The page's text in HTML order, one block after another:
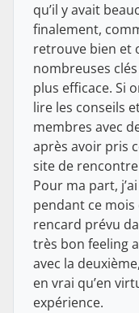
qu’il y avait
finalement,
retrouve bien et
nombreuses
plus efficace. Si
lire les conseils
membres avec
après avoir pris
site de
Pour ma part,
pendant ce mois
rencard prévu
très bon feeling
avec la
en vrai qu’en
expérience.